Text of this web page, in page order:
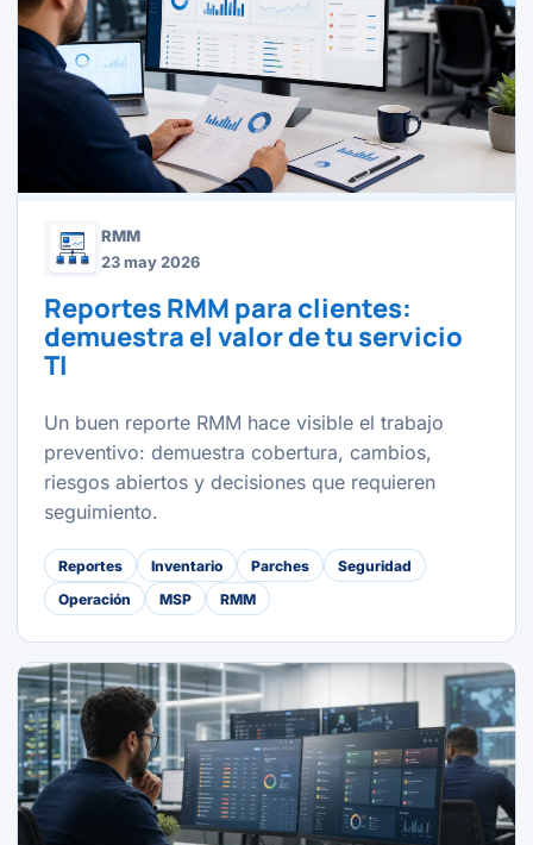
RMM
23 may 2026
Reportes RMM para clientes:
demuestra el valor de tu servicio
TI
Un buen reporte RMM hace visible el trabajo
preventivo: demuestra cobertura, cambios,
riesgos abiertos y decisiones que requieren
seguimiento.
Reportes Inventario Parches
Seguridad
Operación
MSP RMM